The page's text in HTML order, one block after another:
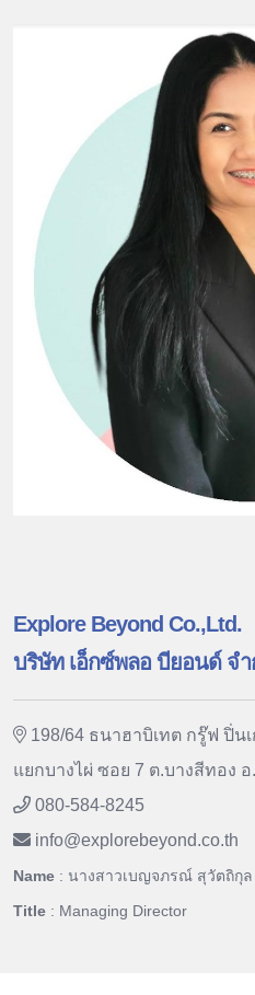
Explore Beyond Co.,Ltd.
บริษัท เอ็กซ์พลอ บียอนด์ จ
198/64 ธนาฮาบิเทต กรู๊ฟ ปิ่
แยกบางไผ่ ซอย 7 ต.บางสีทอง
080-584-8245
info@explorebeyond.co.th
Name : นางสาวเบญจภรณ์ สุวัตถิกุล
Title : Managing Director